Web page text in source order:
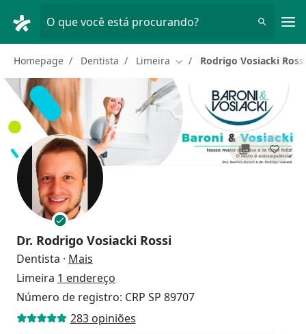
O que você está procurando?
Homepage Dentista Limeira Mudar de cidade
Rodrigo Vosiacki Rossi
Dr. Rodrigo Vosiacki Rossi
Dentista · Mais
Limeira 1 endereço
Número de registro: CRP SP 89707
283 opiniões